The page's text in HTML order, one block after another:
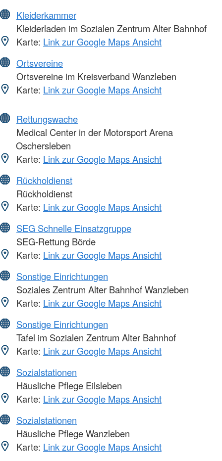
Kleiderkammer
Kleiderladen im Sozialen Zentrum Alter Bahnhof
Karte: Link zur Google Maps Ansicht
Ortsvereine
Ortsvereine im Kreisverband Wanzleben
Karte: Link zur Google Maps Ansicht
Rettungswache
Medical Center in der Motorsport Arena
Oschersleben
Karte: Link zur Google Maps Ansicht
Rückholdienst
Rückholdienst
Karte: Link zur Google Maps Ansicht
SEG Schnelle Einsatzgruppe
SEG-Rettung Börde
Karte: Link zur Google Maps Ansicht
Sonstige Einrichtungen
Soziales Zentrum Alter Bahnhof Wanzleben
Karte: Link zur Google Maps Ansicht
Sonstige Einrichtungen
Tafel im Sozialen Zentrum Alter Bahnhof
Karte: Link zur Google Maps Ansicht
Sozialstationen
Häusliche Pflege Eilsleben
Karte: Link zur Google Maps Ansicht
Sozialstationen
Häusliche Pflege Wanzleben
Karte: Link zur Google Maps Ansicht